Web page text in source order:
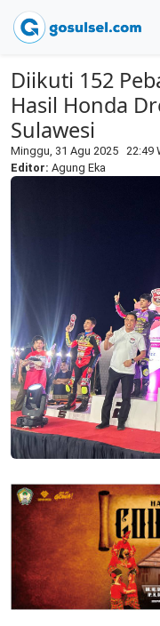
Diikuti 152
Hasil Honda
Sulawesi
Minggu, 31 Agu 2025 22:49
Editor: Agung Eka